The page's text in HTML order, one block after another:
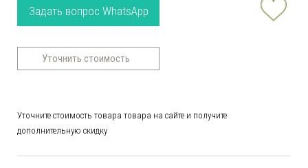
Задать вопрос WhatsApp
Уточнить стоимость
Уточните стоимость товара товара на сайте и получите
дополнительную скидку